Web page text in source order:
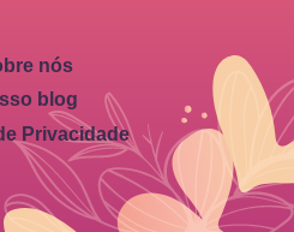
nós
blog
Privacidade